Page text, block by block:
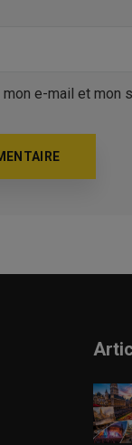
e-mail et mon